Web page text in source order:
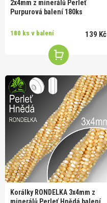
2x4mm z minerálů Perleť
Purpurová balení 180ks
180 ks v balení 139 Kč
Korálky RONDELKA 3x4mm z